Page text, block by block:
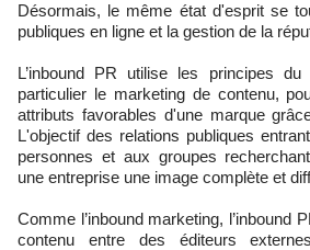
Désormais, le même état d'esprit se
publiques en ligne et la gestion de la
L’inbound PR utilise les principes
particulier le marketing de contenu,
attributs favorables d'une marque
L'objectif des relations publiques
personnes et aux groupes
une entreprise une image complète et
Comme l’inbound marketing, l’inbound
contenu entre des éditeurs